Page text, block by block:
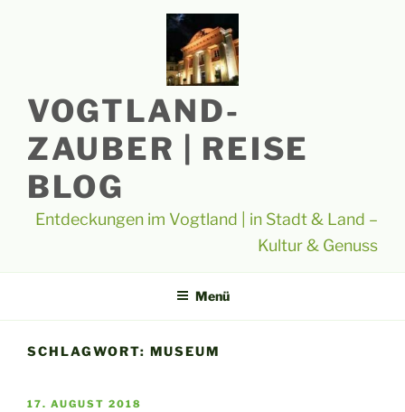
VOGTLAND-
ZAUBER | REISE
BLOG
Entdeckungen im Vogtland | in Stadt & Land –
Kultur & Genuss
Menü
SCHLAGWORT: MUSEUM
VERÖFFENTLICHT
17. AUGUST 2018